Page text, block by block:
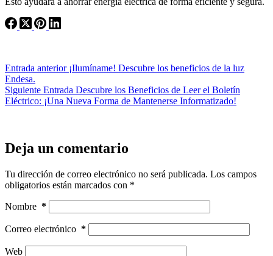
Entrada anterior ¡Ilumíname! Descubre los beneficios de la luz
Endesa.
Siguiente Entrada Descubre los Beneficios de Leer el Boletín
Eléctrico: ¡Una Nueva Forma de Mantenerse Informatizado!
Deja un comentario
Tu dirección de correo electrónico no será publicada. Los campos
obligatorios están marcados con *
Nombre *
Correo electrónico *
Web